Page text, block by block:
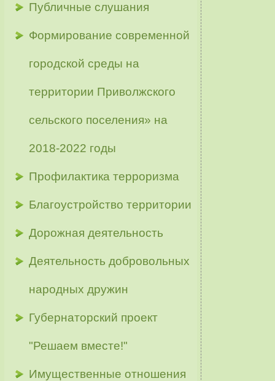
Публичные слушания
Формирование современной
городской среды на
территории Приволжского
сельского поселения» на
2018-2022 годы
Профилактика терроризма
Благоустройство территории
Дорожная деятельность
Деятельность добровольных
народных дружин
Губернаторский проект
"Решаем вместе!"
Имущественные отношения